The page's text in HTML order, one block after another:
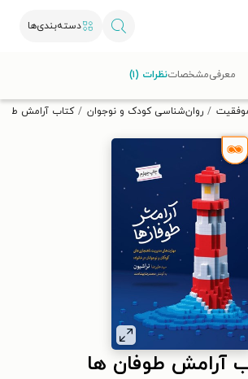
دسته‌بندی‌ها
تخفیف از طاقچه دریافت کن.
روان‌شناسی کودک و نوجوان کتاب آرامش
آرامش طوفان ها
معرفیمشخصاتنظرات (۱)